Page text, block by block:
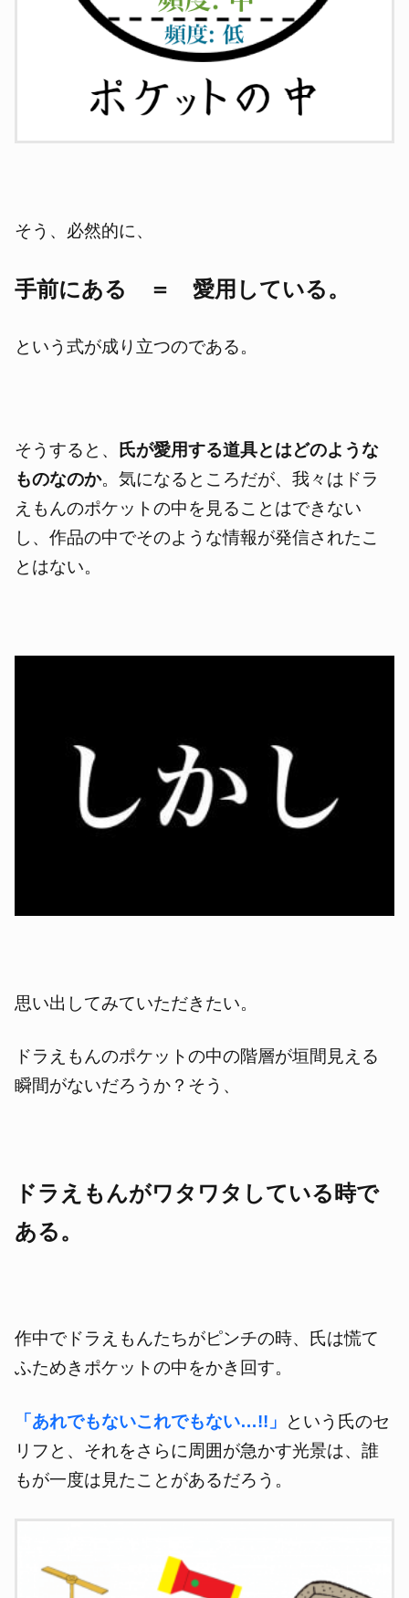
そう、必然的に、
手前にある ＝ 愛用している。
という式が成り立つのである。
そうすると、
氏が愛用する道具とはどのような
ものなのか。気になるところだが、我々はドラ
えもんのポケットの中を見ることはできない
し、作品の中でそのような情報が発信されたこ
とはない。
思い出してみていただきたい。
ドラえもんのポケットの中の階層が垣間見える
瞬間がないだろうか？そう、
ドラえもんがワタワタしている時で
ある。
作中でドラえもんたちがピンチの時、氏は慌て
ふためきポケットの中をかき回す。
「あれでもないこれでもない…!!」
という氏のセ
リフと、それをさらに周囲が急かす光景は、誰
もが一度は見たことがあるだろう。